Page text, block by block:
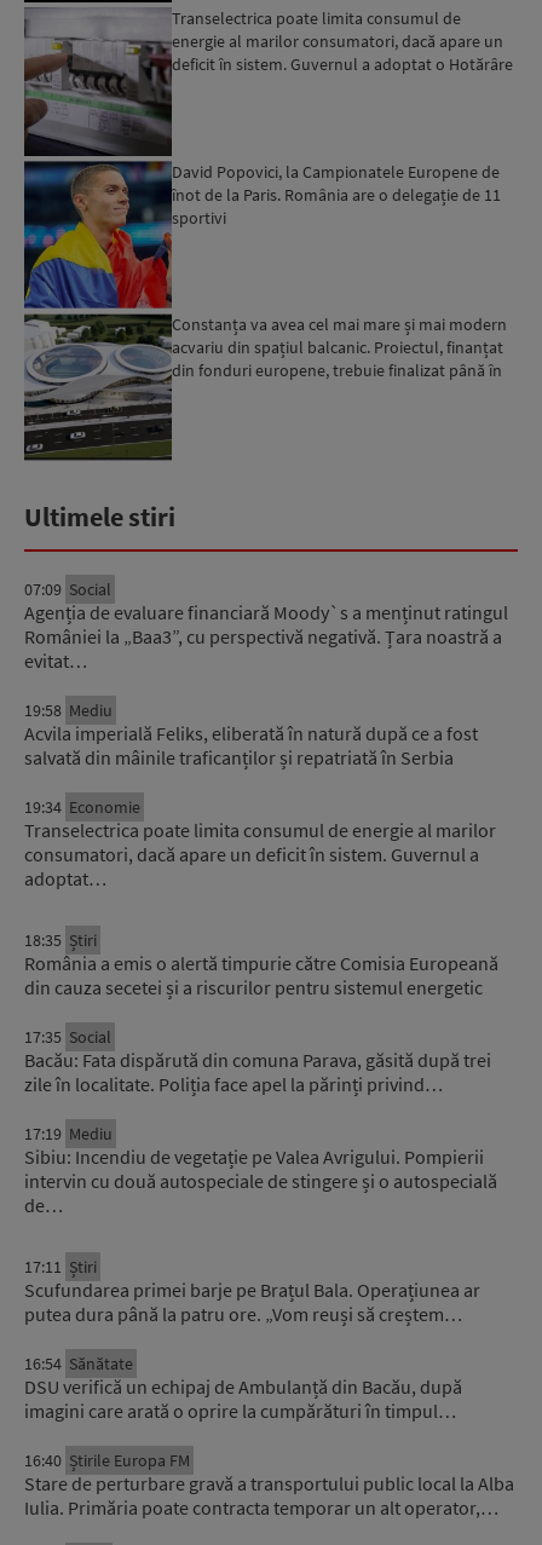
Transelectrica poate limita consumul de
energie al marilor consumatori, dacă apare un
deficit în sistem. Guvernul a adoptat o Hotărâre
David Popovici, la Campionatele Europene de
înot de la Paris. România are o delegație de 11
sportivi
Constanța va avea cel mai mare și mai modern
acvariu din spațiul balcanic. Proiectul, finanțat
din fonduri europene, trebuie finalizat până în
Ultimele stiri
07:09 Social
Agenția de evaluare financiară Moody`s a menținut ratingul
României la „Baa3”, cu perspectivă negativă. Țara noastră a
evitat…
19:58 Mediu
Acvila imperială Feliks, eliberată în natură după ce a fost
salvată din mâinile traficanților și repatriată în Serbia
19:34 Economie
Transelectrica poate limita consumul de energie al marilor
consumatori, dacă apare un deficit în sistem. Guvernul a
adoptat…
18:35 Știri
România a emis o alertă timpurie către Comisia Europeană
din cauza secetei și a riscurilor pentru sistemul energetic
17:35 Social
Bacău: Fata dispărută din comuna Parava, găsită după trei
zile în localitate. Poliția face apel la părinți privind…
17:19 Mediu
Sibiu: Incendiu de vegetație pe Valea Avrigului. Pompierii
intervin cu două autospeciale de stingere și o autospecială
de…
17:11 Știri
Scufundarea primei barje pe Brațul Bala. Operațiunea ar
putea dura până la patru ore. „Vom reuși să creștem…
16:54 Sănătate
DSU verifică un echipaj de Ambulanță din Bacău, după
imagini care arată o oprire la cumpărături în timpul…
16:40 Știrile Europa FM
Stare de perturbare gravă a transportului public local la Alba
Iulia. Primăria poate contracta temporar un alt operator,…